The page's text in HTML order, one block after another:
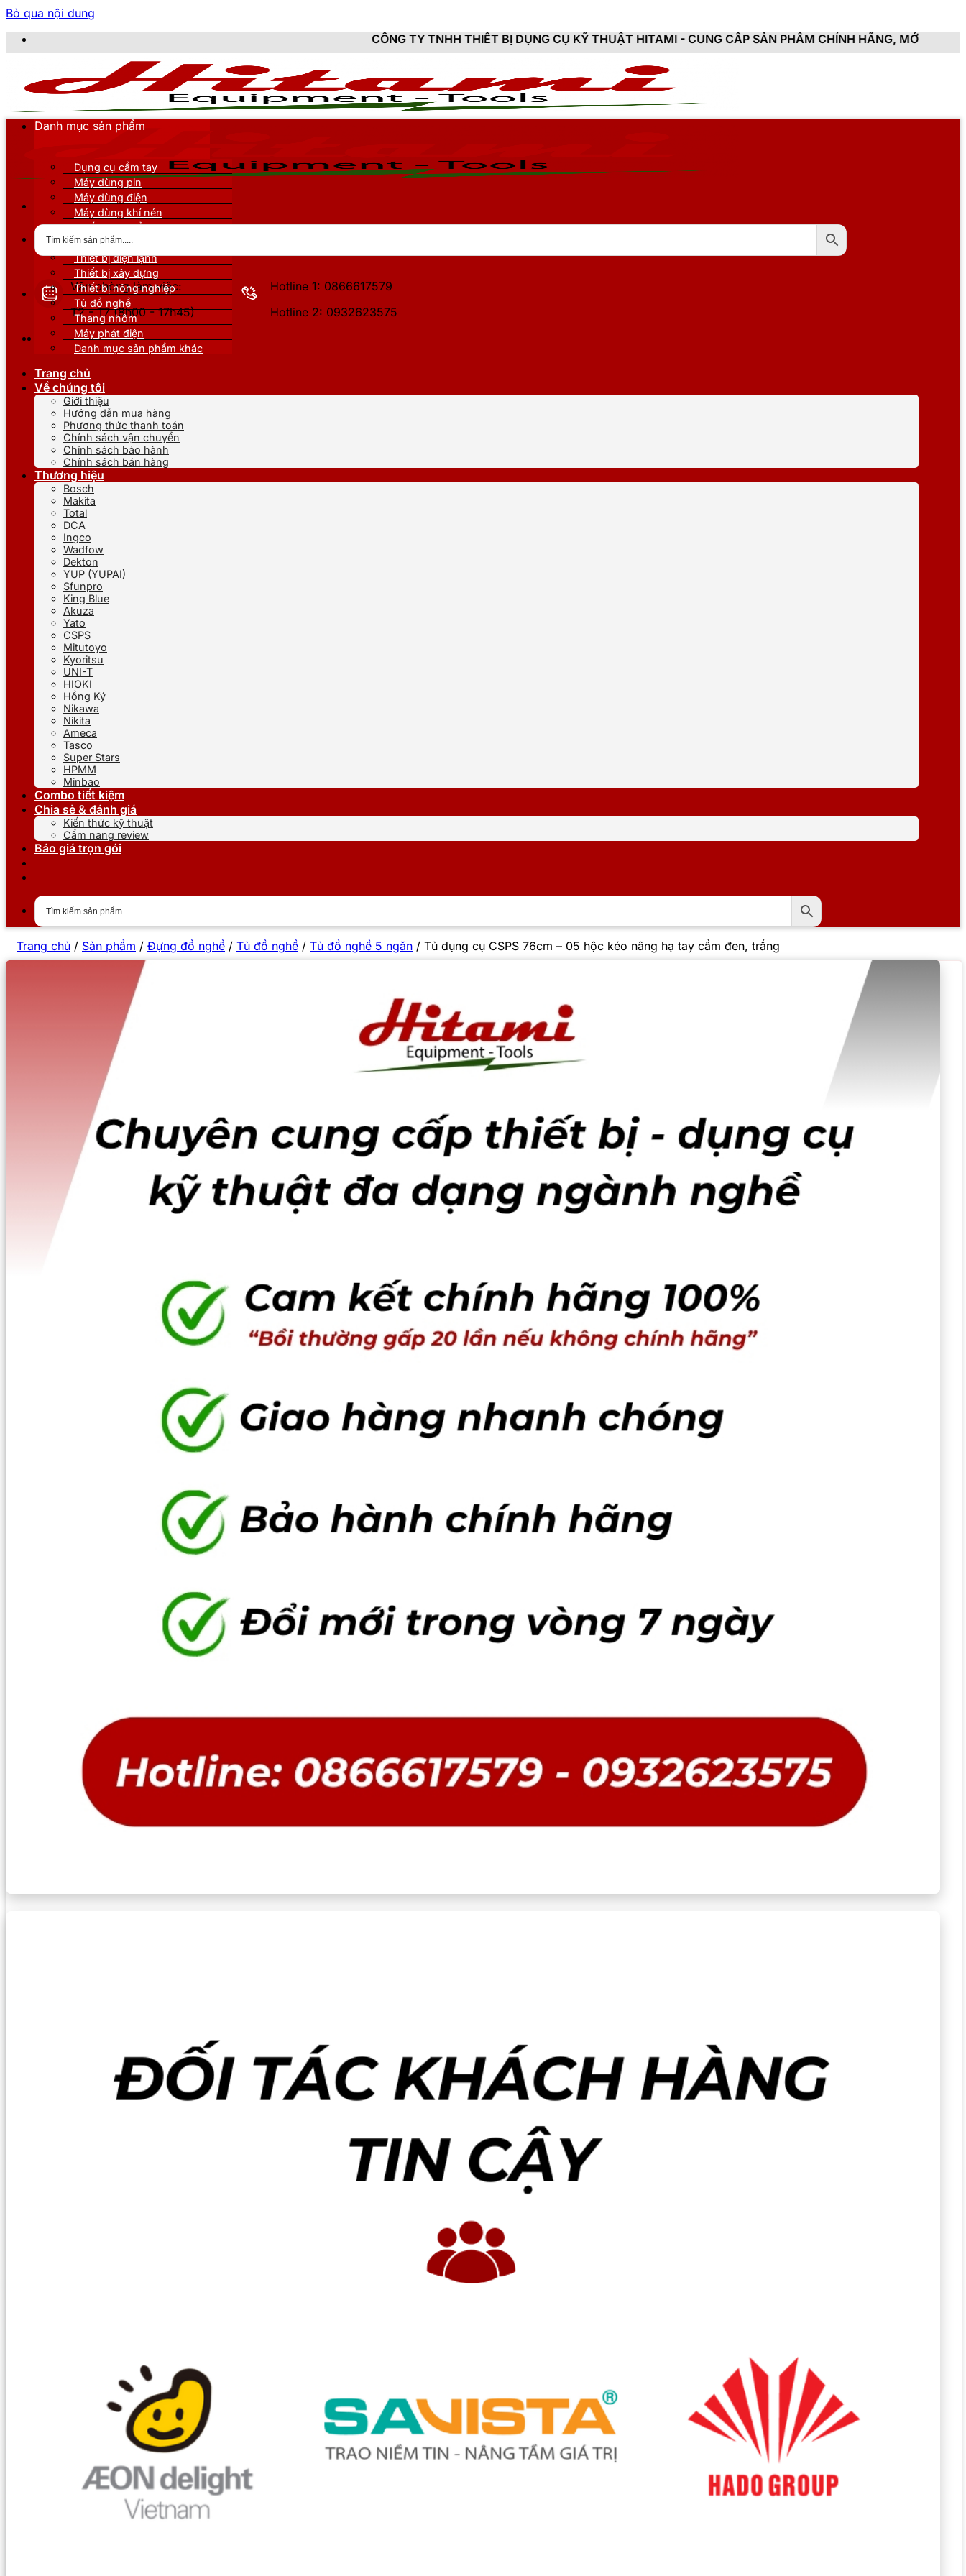
Bỏ qua nội dung
CÔNG TY TNHH THIẾT BỊ DỤNG CỤ KỸ THUẬT HITAMI - CUNG CẤP SẢN PHẨM CHÍNH HÃNG, MỚI 100%, ĐẦY ĐỦ
Văn phòng làm việc:
T2 - T7 (8h00 - 17h45)
Hotline 1: 0866617579
Hotline 2: 0932623575
Danh mục sản phẩm
Dụng cụ cầm tay
Máy dùng pin
Máy dùng điện
Máy dùng khí nén
Thiết bị đo kiểm
Thiết bị nâng đỡ
Thiết bị điện lạnh
Thiết bị xây dựng
Thiết bị nông nghiệp
Tủ đồ nghề
Thang nhôm
Máy phát điện
Danh mục sản phẩm khác
Trang chủ
Về chúng tôi
Giới thiệu
Hướng dẫn mua hàng
Phương thức thanh toán
Chính sách vận chuyển
Chính sách bảo hành
Chính sách bán hàng
Thương hiệu
Bosch
Makita
Total
DCA
Ingco
Wadfow
Dekton
YUP (YUPAI)
Sfunpro
King Blue
Akuza
Yato
CSPS
Mitutoyo
Kyoritsu
UNI-T
HIOKI
Hồng Ký
Nikawa
Nikita
Ameca
Tasco
Super Stars
HPMM
Minbao
Combo tiết kiệm
Chia sẻ & đánh giá
Kiến thức kỹ thuật
Cẩm nang review
Báo giá trọn gói
Trang chủ / Sản phẩm / Đựng đồ nghề / Tủ đồ nghề / Tủ đồ nghề 5 ngăn / Tủ dụng cụ CSPS 76cm – 05 hộc kéo nâng hạ tay cầm đen, trắng